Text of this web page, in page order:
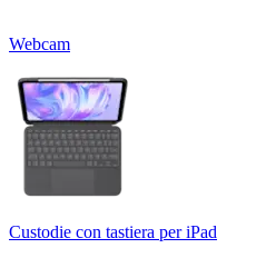
Webcam
Custodie con tastiera per iPad